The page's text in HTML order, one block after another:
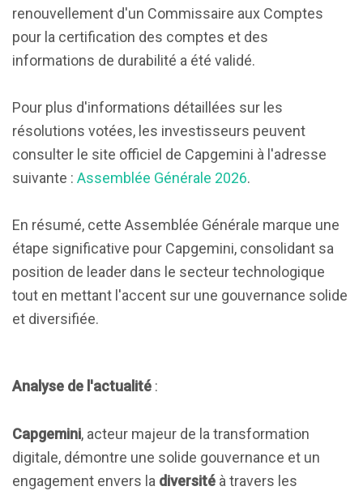
renouvellement d'un Commissaire aux Comptes
pour la certification des comptes et des
informations de durabilité a été validé.
Pour plus d'informations détaillées sur les
résolutions votées, les investisseurs peuvent
consulter le site officiel de Capgemini à l'adresse
suivante : Assemblée Générale 2026.
En résumé, cette Assemblée Générale marque une
étape significative pour Capgemini, consolidant sa
position de leader dans le secteur technologique
tout en mettant l'accent sur une gouvernance solide
et diversifiée.
Analyse de l'actualité :
Capgemini, acteur majeur de la transformation
digitale, démontre une solide gouvernance et un
engagement envers la diversité à travers les